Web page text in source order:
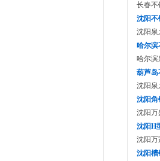
长春不
沈阳不
沈阳泉
哈尔滨
哈尔滨
葫芦岛
沈阳泉
沈阳角
沈阳万
沈阳H
沈阳万
沈阳槽